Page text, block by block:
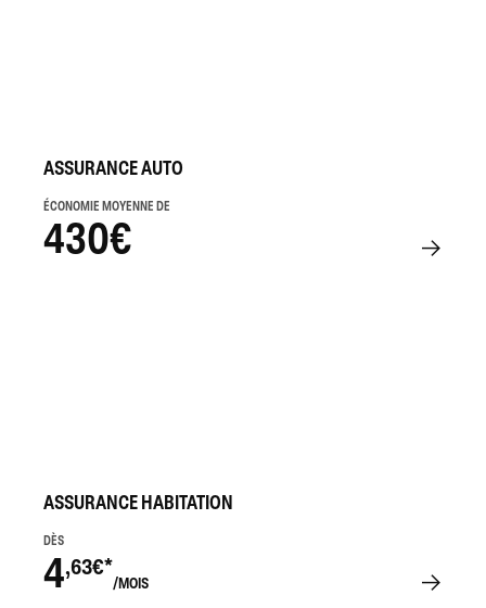
ASSURANCE AUTO
ÉCONOMIE MOYENNE DE
430€
ASSURANCE HABITATION
DÈS
4,63€*
/MOIS